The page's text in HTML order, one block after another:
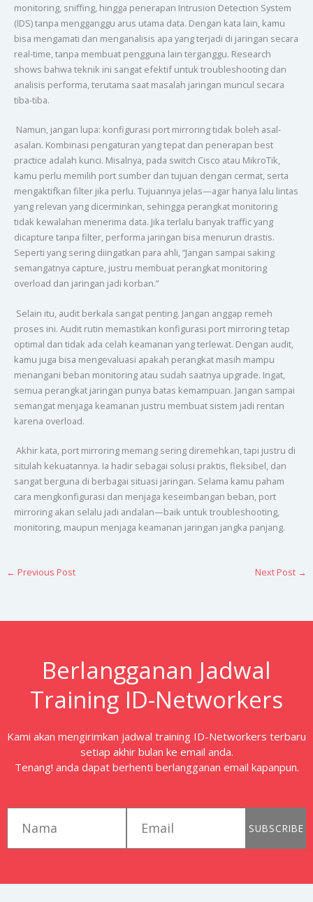
monitoring, sniffing, hingga penerapan Intrusion Detection System
(IDS) tanpa mengganggu arus utama data. Dengan kata lain, kamu
bisa mengamati dan menganalisis apa yang terjadi di jaringan secara
real-time, tanpa membuat pengguna lain terganggu. Research
shows bahwa teknik ini sangat efektif untuk troubleshooting dan
analisis performa, terutama saat masalah jaringan muncul secara
tiba-tiba.
Namun, jangan lupa: konfigurasi port mirroring tidak boleh asal-
asalan. Kombinasi pengaturan yang tepat dan penerapan best
practice adalah kunci. Misalnya, pada switch Cisco atau MikroTik,
kamu perlu memilih port sumber dan tujuan dengan cermat, serta
mengaktifkan filter jika perlu. Tujuannya jelas—agar hanya lalu lintas
yang relevan yang dicerminkan, sehingga perangkat monitoring
tidak kewalahan menerima data. Jika terlalu banyak traffic yang
dicapture tanpa filter, performa jaringan bisa menurun drastis.
Seperti yang sering diingatkan para ahli, “Jangan sampai saking
semangatnya capture, justru membuat perangkat monitoring
overload dan jaringan jadi korban.”
Selain itu, audit berkala sangat penting. Jangan anggap remeh
proses ini. Audit rutin memastikan konfigurasi port mirroring tetap
optimal dan tidak ada celah keamanan yang terlewat. Dengan audit,
kamu juga bisa mengevaluasi apakah perangkat masih mampu
menangani beban monitoring atau sudah saatnya upgrade. Ingat,
semua perangkat jaringan punya batas kemampuan. Jangan sampai
semangat menjaga keamanan justru membuat sistem jadi rentan
karena overload.
Akhir kata, port mirroring memang sering diremehkan, tapi justru di
situlah kekuatannya. Ia hadir sebagai solusi praktis, fleksibel, dan
sangat berguna di berbagai situasi jaringan. Selama kamu paham
cara mengkonfigurasi dan menjaga keseimbangan beban, port
mirroring akan selalu jadi andalan—baik untuk troubleshooting,
monitoring, maupun menjaga keamanan jaringan jangka panjang.
← Previous Post Next Post →
Berlangganan Jadwal
Training ID-Networkers
Kami akan mengirimkan jadwal training ID-Networkers terbaru
setiap akhir bulan ke email anda.
Tenang! anda dapat berhenti berlangganan email kapanpun.
SUBSCRIBE